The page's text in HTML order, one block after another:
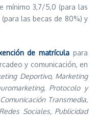
mínimo 3,7/5,0 (para las
las becas de 80%) y
de matrícula para
y comunicación, en
Deportivo, Marketing
Protocolo y
Transmedia,
Sociales, Publicidad